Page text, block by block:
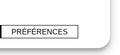
PRÉFÉRENCES